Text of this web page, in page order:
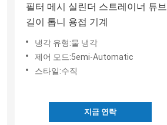
필터 메시 실린더 스트레이너 튜브
길이 톱니 용접 기계
냉각 유형:물 냉각
제어 모드:5emi-Automatic
스타일:수직
지금 연락